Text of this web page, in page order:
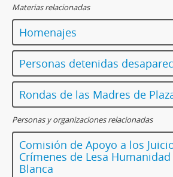
Materias relacionadas
Homenajes
Personas detenidas
Rondas de las Madres de
Personas y organizaciones relacionadas
Comisión de Apoyo a los
Crímenes de Lesa
Blanca